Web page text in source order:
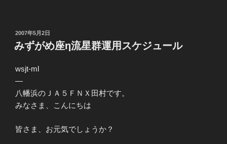
投
稿
日:
2007年5月2日
みずがめ座η流星群運用スケジュール
wsjt-ml
—
八幡浜のＪＡ５ＦＮＸ田村です。
みなさま、こんにちは
皆さま、お元気でしょうか？